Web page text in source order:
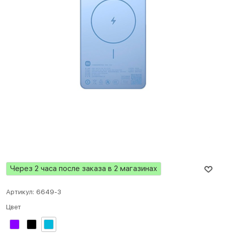
Через 2 часа после заказа в 2 магазинах
Артикул: 6649-3
Цвет